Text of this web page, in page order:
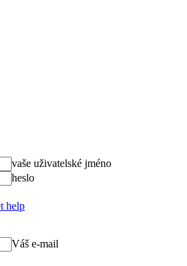
vaše uživatelské jméno
heslo
help
Váš e-mail